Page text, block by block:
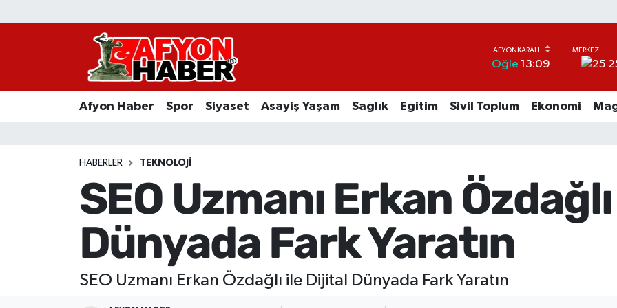
Öğle 13:09
Afyon Haber Spor Siyaset Asayiş Yaşam Sağlık Eğitim Sivil Toplum Ekonomi
HABERLER TEKNOLOJI
SEO Uzmanı Erkan
Dünyada Fark Yaratın
SEO Uzmanı Erkan Özdağlı ile Dijital Dünyada Fark Yaratın
Afyon Haber
Asayiş Yaşam